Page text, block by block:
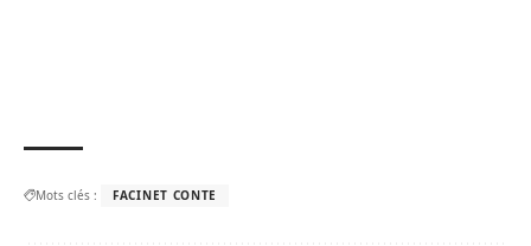
Mots clés : FACINET CONTE